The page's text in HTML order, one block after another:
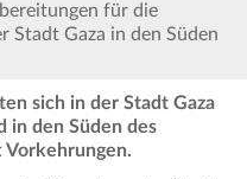
für die
Stadt Gaza in den Süden
sich in der Stadt Gaza
in den Süden des